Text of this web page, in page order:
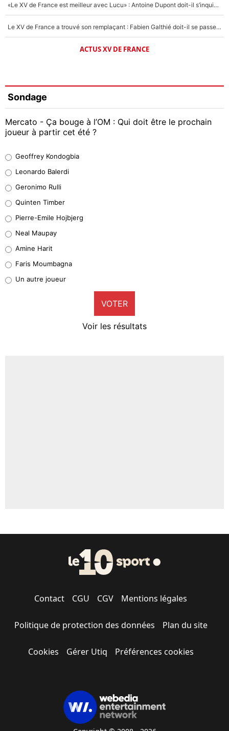
«Le XV de France est meilleur avec Lucu» : Antoine Dupont doit-il s’inquiéter pour sa place ?
Le XV de France a trouvé son remplaçant : Fabien Galthié doit-il se passer d'Antoine Dupont ?
ACTUS XV DE FRANCE
Sondage
Mercato - Ça bouge à l’OM : Qui doit être le prochain
joueur à partir cet été ?
38%
32%
4%
1%
9%
Geoffrey Kondogbia
Leonardo Balerdi
Geronimo Rulli
Quinten Timber
Pierre-Emile Hojbjerg
Neal Maupay
Amine Harit
Faris Moumbagna
Un autre joueur
VOTER
Voir les résultats
Contact CGU CGV Mentions légales
Politique de protection des données Plan du site
Cookies Gérer Utiq Préférences cookies